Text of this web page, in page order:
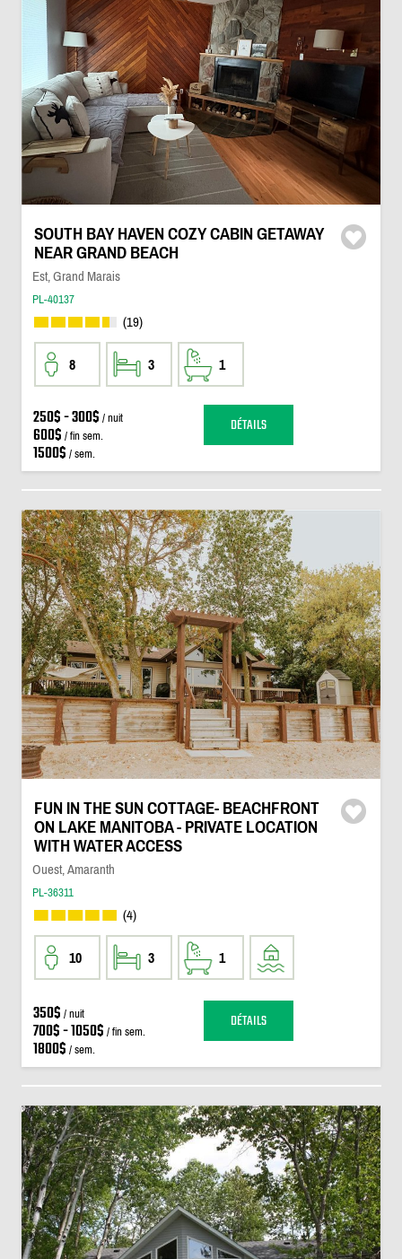
SOUTH BAY HAVEN COZY CABIN GETAWAY
NEAR GRAND BEACH
Est, Grand Marais
PL-40137
(19)
8 3 1
250$ - 300$ / nuit
600$ / fin sem.
1500$ / sem.
DÉTAILS
FUN IN THE SUN COTTAGE- BEACHFRONT
ON LAKE MANITOBA - PRIVATE LOCATION
WITH WATER ACCESS
Ouest, Amaranth
PL-36311
(4)
10 3 1
350$ / nuit
700$ - 1050$ / fin sem.
1800$ / sem.
DÉTAILS